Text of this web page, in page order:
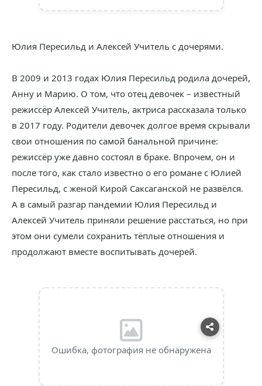
Юлия Пересильд и Алексей Учитель с дочерями.
В 2009 и 2013 годах Юлия Пересильд родила дочерей,
Анну и Марию. О том, что отец девочек – известный
режиссёр Алексей Учитель, актриса рассказала только
в 2017 году. Родители девочек долгое время скрывали
свои отношения по самой банальной причине:
режиссёр уже давно состоял в браке. Впрочем, он и
после того, как стало известно о его романе с Юлией
Пересильд, с женой Кирой Саксаганской не развёлся.
А в самый разгар пандемии Юлия Пересильд и
Алексей Учитель приняли решение расстаться, но при
этом они сумели сохранить тёплые отношения и
продолжают вместе воспитывать дочерей.
Ошибка, фотография не обнаружена